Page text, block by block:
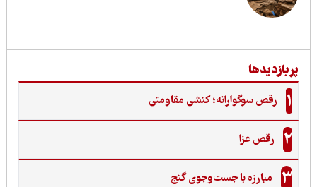
رقص سوگوارانه؛ کنشی مقاومتی
رقص عزا
مبارزه با جست‌وجوی گنج‌